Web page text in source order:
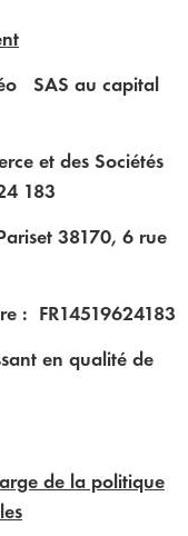
SAS au capital
et des Sociétés
183
38170, 6 rue
: FR14519624183
en qualité de
de la politique